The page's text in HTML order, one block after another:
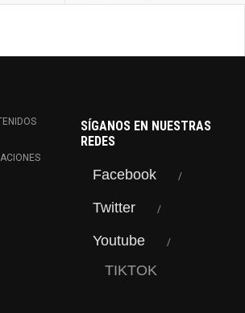
SÍGANOS EN NUESTRAS
REDES
Facebook
Twitter
Youtube
TIKTOK